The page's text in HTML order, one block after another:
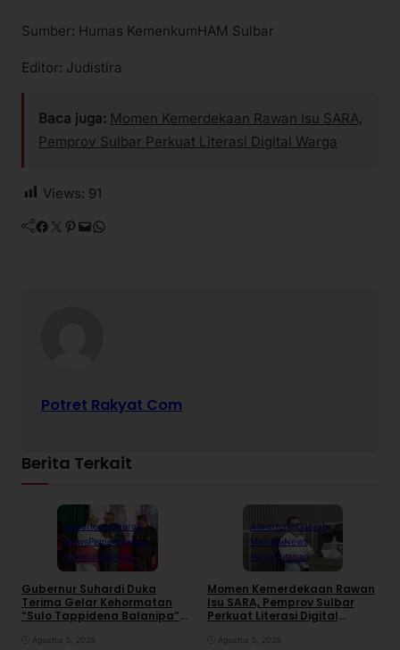
Sumber: Humas KemenkumHAM Sulbar
Editor: Judistira
Baca juga: Momen Kemerdekaan Rawan Isu SARA,
Pemprov Sulbar Perkuat Literasi Digital Warga
Views: 91
Facebook Twitter Pinterest Mail WhatsApp
Potret Rakyat Com
Berita Terkait
AdvertorialDaerah
NewsPemerintahan
Polewali Mandar
Gubernur Suhardi Duka
Terima Gelar Kehormatan
“Sulo Tappidena Balanipa”
Balanipa
Agustus 5, 2026
AdvertorialDaerah
MamujuNews
Pemerintahan
Momen Kemerdekaan Rawan
Isu SARA, Pemprov Sulbar
Perkuat Literasi Digital
Agustus 5, 2026